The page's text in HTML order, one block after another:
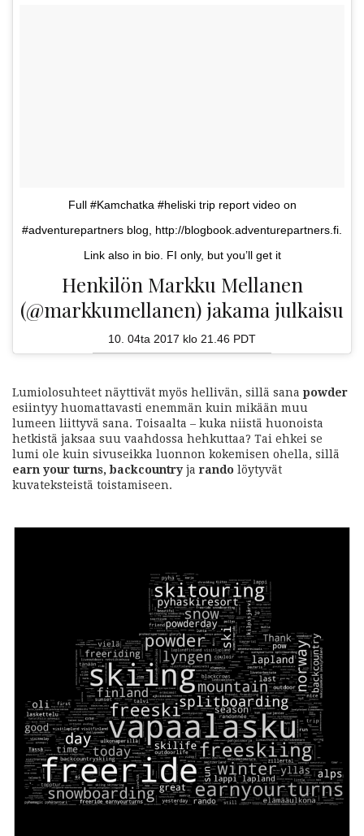
Full #Kamchatka #heliski trip report video on
#adventurepartners blog, http://blogbook.adventurepartners.fi.
Link also in bio. FI only, but you’ll get it
Henkilön Markku Mellanen
(@markkumellanen) jakama julkaisu
10. 04ta 2017 klo 21.46 PDT
Lumiolosuhteet näyttivät myös hellivän, sillä sana powder
esiintyy huomattavasti enemmän kuin mikään muu
lumeen liittyvä sana. Toisaalta – kuka niistä huonoista
hetkistä jaksaa suu vaahdossa hehkuttaa? Tai ehkei se
lumi ole kuin sivuseikka luonnon kokemisen ohella, sillä
earn your turns, backcountry ja rando löytyvät
kuvateksteistä toistamiseen.